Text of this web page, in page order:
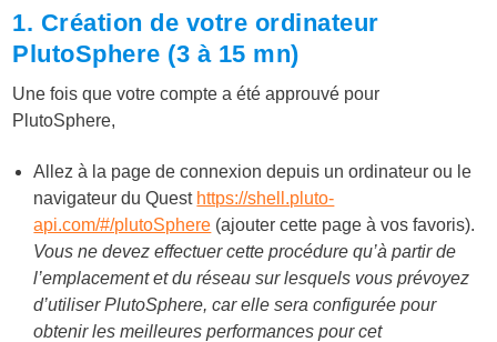
1. Création de votre ordinateur
PlutoSphere (3 à 15 mn)
Une fois que votre compte a été approuvé pour
PlutoSphere,
Allez à la page de connexion depuis un ordinateur ou le
navigateur du Quest https://shell.pluto-
api.com/#/plutoSphere (ajouter cette page à vos favoris).
Vous ne devez effectuer cette procédure qu’à partir de
l’emplacement et du réseau sur lesquels vous prévoyez
d’utiliser PlutoSphere, car elle sera configurée pour
obtenir les meilleures performances pour cet